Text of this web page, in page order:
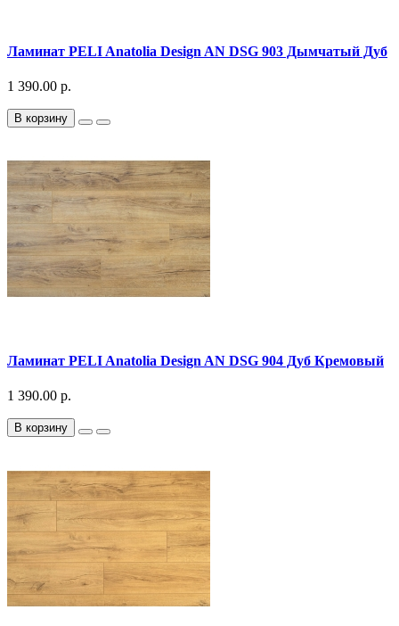
Ламинат PELI Anatolia Design AN DSG 903 Дымчатый Дуб
1 390.00 р.
В корзину
Ламинат PELI Anatolia Design AN DSG 904 Дуб Кремовый
1 390.00 р.
В корзину